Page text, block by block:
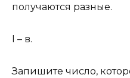
получаются разные.
I – в.
Запишите число,